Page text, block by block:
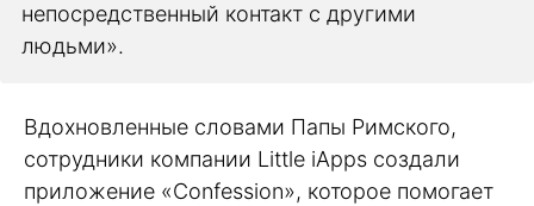
непосредственный контакт с другими
людьми».
Вдохновленные словами Папы Римского,
сотрудники компании Little iApps создали
приложение «Confession», которое помогает